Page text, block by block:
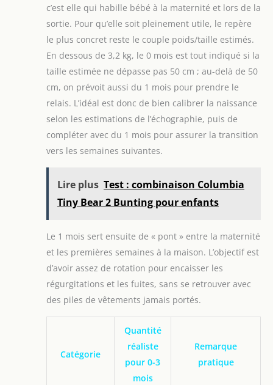
c’est elle qui habille bébé à la maternité et lors de la
sortie. Pour qu’elle soit pleinement utile, le repère
le plus concret reste le couple poids/taille estimés.
En dessous de 3,2 kg, le 0 mois est tout indiqué si la
taille estimée ne dépasse pas 50 cm ; au-delà de 50
cm, on prévoit aussi du 1 mois pour prendre le
relais. L’idéal est donc de bien calibrer la naissance
selon les estimations de l’échographie, puis de
compléter avec du 1 mois pour assurer la transition
vers les semaines suivantes.
Lire plus Test : combinaison Columbia
Tiny Bear 2 Bunting pour enfants
Le 1 mois sert ensuite de « pont » entre la maternité
et les premières semaines à la maison. L’objectif est
d’avoir assez de rotation pour encaisser les
régurgitations et les fuites, sans se retrouver avec
des piles de vêtements jamais portés.
Catégorie
Quantité
réaliste
pour 0-3
mois
Remarque
pratique